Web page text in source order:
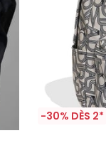
-30% DÈS 2*